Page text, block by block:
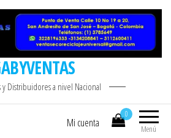
y Distribuidores a nivel Nacional
Menú
0
Mi cuenta